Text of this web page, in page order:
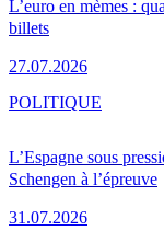
L’euro en mèmes :
billets
27.07.2026
L’Espagne sous
Schengen à l’épreuve
31.07.2026
POLITIQUE